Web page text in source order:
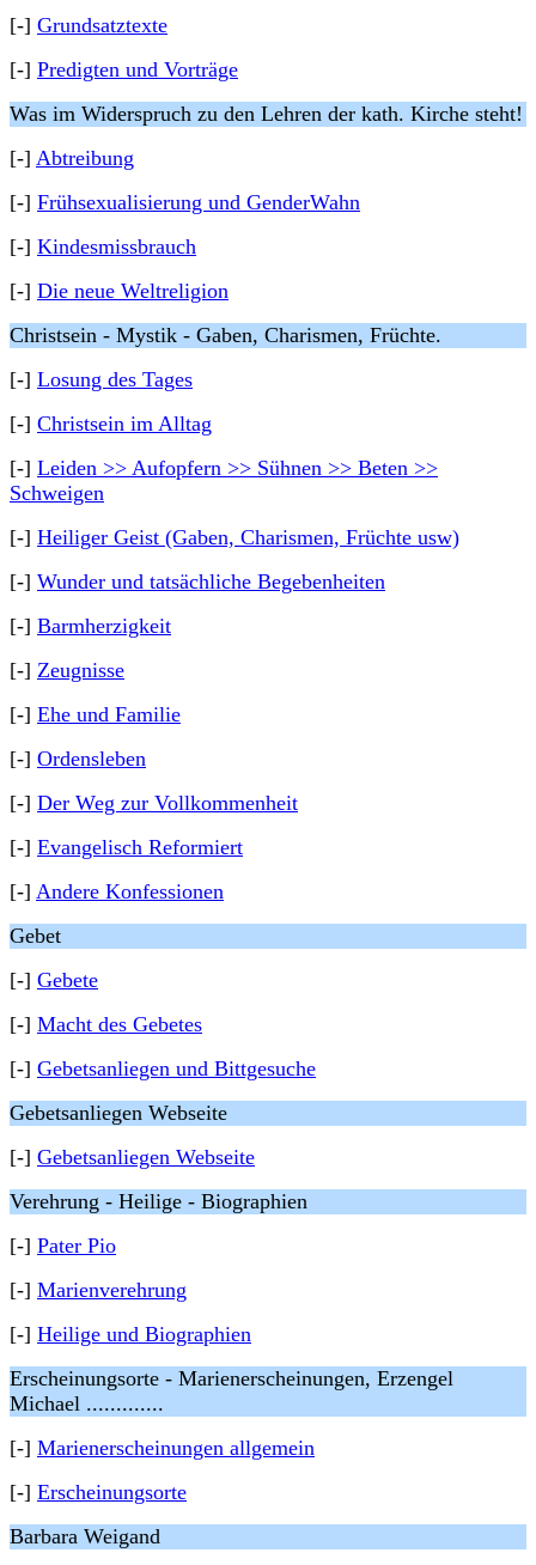
[-] Grundsatztexte
[-] Predigten und Vorträge
Was im Widerspruch zu den Lehren der kath. Kirche steht!
[-] Abtreibung
[-] Frühsexualisierung und GenderWahn
[-] Kindesmissbrauch
[-] Die neue Weltreligion
Christsein - Mystik - Gaben, Charismen, Früchte.
[-] Losung des Tages
[-] Christsein im Alltag
[-] Leiden >> Aufopfern >> Sühnen >> Beten >>
Schweigen
[-] Heiliger Geist (Gaben, Charismen, Früchte usw)
[-] Wunder und tatsächliche Begebenheiten
[-] Barmherzigkeit
[-] Zeugnisse
[-] Ehe und Familie
[-] Ordensleben
[-] Der Weg zur Vollkommenheit
[-] Evangelisch Reformiert
[-] Andere Konfessionen
Gebet
[-] Gebete
[-] Macht des Gebetes
[-] Gebetsanliegen und Bittgesuche
Gebetsanliegen Webseite
[-] Gebetsanliegen Webseite
Verehrung - Heilige - Biographien
[-] Pater Pio
[-] Marienverehrung
[-] Heilige und Biographien
Erscheinungsorte - Marienerscheinungen, Erzengel
Michael .............
[-] Marienerscheinungen allgemein
[-] Erscheinungsorte
Barbara Weigand